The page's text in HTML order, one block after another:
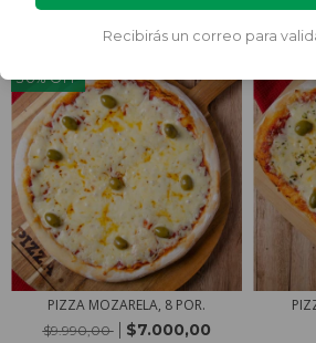
30%OFF
PIZZA MOZARELA, 8 POR.
$9.990,00 $7.000,00
Recibirás un correo para